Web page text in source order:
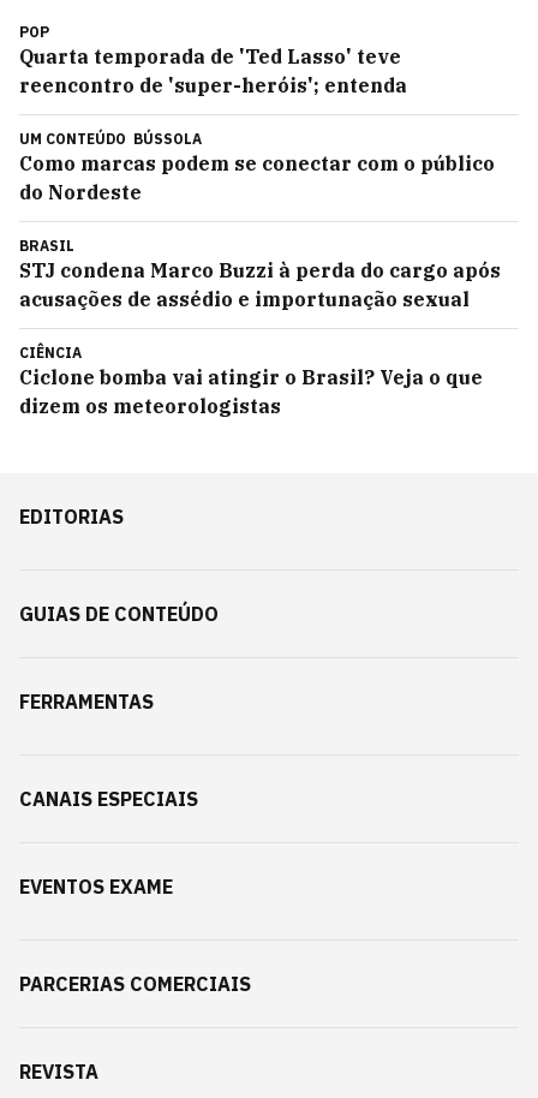
POP
Quarta temporada de 'Ted Lasso' teve
reencontro de 'super-heróis'; entenda
UM CONTEÚDO BÚSSOLA
Como marcas podem se conectar com o público
do Nordeste
BRASIL
STJ condena Marco Buzzi à perda do cargo após
acusações de assédio e importunação sexual
CIÊNCIA
Ciclone bomba vai atingir o Brasil? Veja o que
dizem os meteorologistas
EDITORIAS
GUIAS DE CONTEÚDO
FERRAMENTAS
CANAIS ESPECIAIS
EVENTOS EXAME
PARCERIAS COMERCIAIS
REVISTA